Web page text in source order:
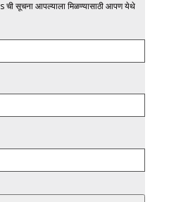
सूचना आपल्याला मिळण्यासाठी आपण येथे